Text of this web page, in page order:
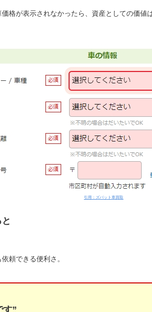
格が表示されなかったら、資産としての価
引用：ズバット車買取
頼できる便利さ。
す”